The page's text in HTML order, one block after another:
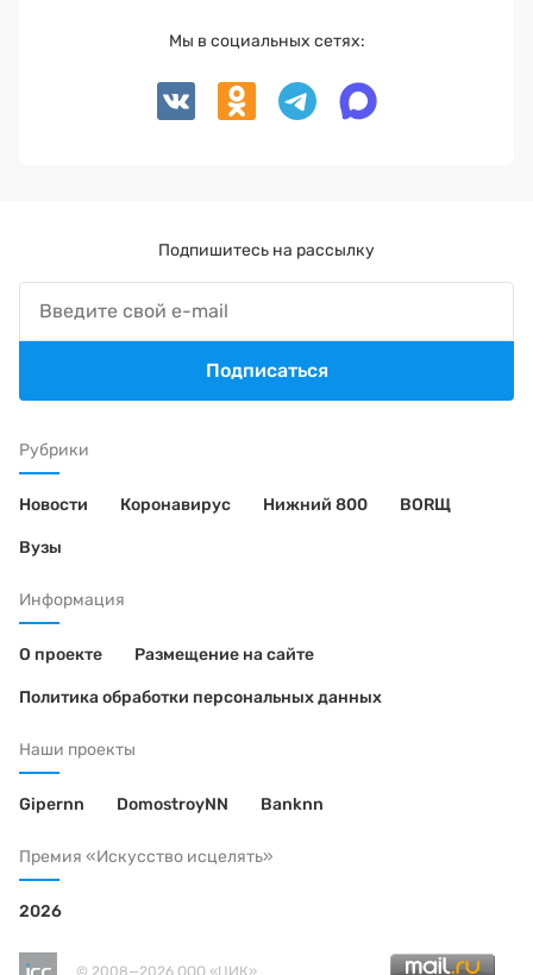
Рубрики
Новости Коронавирус Нижний 800 BORЩ
Вузы
Информация
О проекте Размещение на сайте
Политика обработки персональных данных
Наши проекты
Gipernn DomostroyNN Banknn
Премия «Искусство исцелять»
2026
© 2008—2026 ООО «ЦИК»
Мы в социальных сетях:
Подпишитесь на рассылку
Подписаться